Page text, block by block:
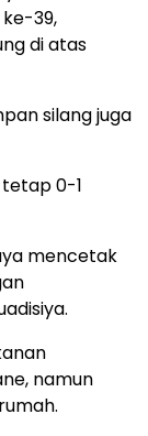
39,
di atas
silang juga
0-1
mencetak
namun